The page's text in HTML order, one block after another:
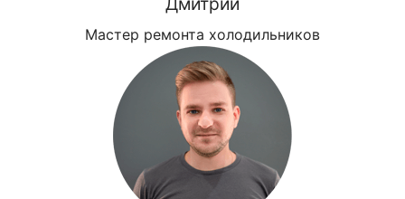
Мастер ремонта холодильников